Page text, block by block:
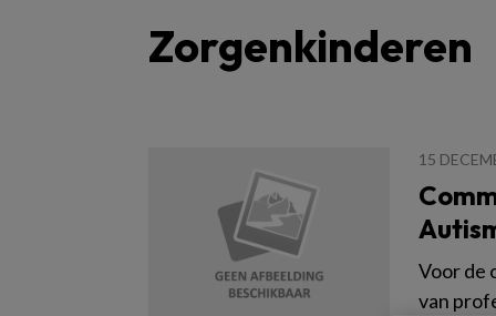
Zorgenkinderen
15
Voor de
van